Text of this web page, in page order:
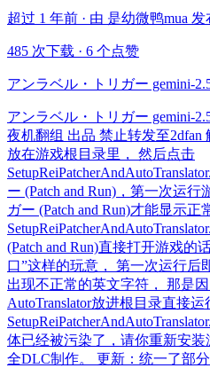
超过 1 年前 · 由 是幼微鸭mua 发
485 次下载 · 6 个点赞
アンラベル・トリガー gemini-
アンラベル・トリガー gemini-
夜机翻组 出品 禁止转发至
放在游戏根目录里， 然后点击
ー (Patch and Run)，第一次运
ガー (Patch and Run)才能显示
(Patch and Run)直接打开游戏的
口”这样的玩意， 第一次运行后
出现不正常的英文字符， 那是
AutoTranslator放进根目录直接运
体已经被污染了，请你重新安
全DLC制作。 更新：统一了部